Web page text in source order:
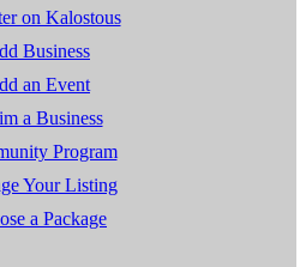
on Kalostous
Business
an Event
a Business
Program
Your Listing
a Package